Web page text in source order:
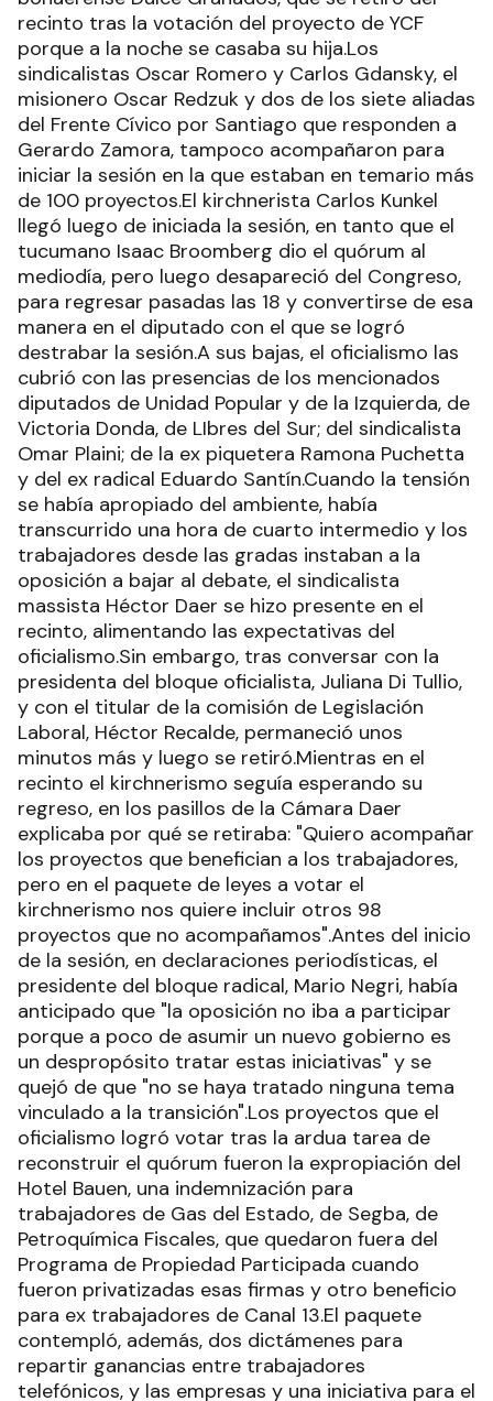
recinto tras la votación del proyecto de YCF
porque a la noche se casaba su hija.Los
sindicalistas Oscar Romero y Carlos Gdansky, el
misionero Oscar Redzuk y dos de los siete aliadas
del Frente Cívico por Santiago que responden a
Gerardo Zamora, tampoco acompañaron para
iniciar la sesión en la que estaban en temario más
de 100 proyectos.El kirchnerista Carlos Kunkel
llegó luego de iniciada la sesión, en tanto que el
tucumano Isaac Broomberg dio el quórum al
mediodía, pero luego desapareció del Congreso,
para regresar pasadas las 18 y convertirse de esa
manera en el diputado con el que se logró
destrabar la sesión.A sus bajas, el oficialismo las
cubrió con las presencias de los mencionados
diputados de Unidad Popular y de la Izquierda, de
Victoria Donda, de LIbres del Sur; del sindicalista
Omar Plaini; de la ex piquetera Ramona Puchetta
y del ex radical Eduardo Santín.Cuando la tensión
se había apropiado del ambiente, había
transcurrido una hora de cuarto intermedio y los
trabajadores desde las gradas instaban a la
oposición a bajar al debate, el sindicalista
massista Héctor Daer se hizo presente en el
recinto, alimentando las expectativas del
oficialismo.Sin embargo, tras conversar con la
presidenta del bloque oficialista, Juliana Di Tullio,
y con el titular de la comisión de Legislación
Laboral, Héctor Recalde, permaneció unos
minutos más y luego se retiró.Mientras en el
recinto el kirchnerismo seguía esperando su
regreso, en los pasillos de la Cámara Daer
explicaba por qué se retiraba: "Quiero acompañar
los proyectos que benefician a los trabajadores,
pero en el paquete de leyes a votar el
kirchnerismo nos quiere incluir otros 98
proyectos que no acompañamos".Antes del inicio
de la sesión, en declaraciones periodísticas, el
presidente del bloque radical, Mario Negri, había
anticipado que "la oposición no iba a participar
porque a poco de asumir un nuevo gobierno es
un despropósito tratar estas iniciativas" y se
quejó de que "no se haya tratado ninguna tema
vinculado a la transición".Los proyectos que el
oficialismo logró votar tras la ardua tarea de
reconstruir el quórum fueron la expropiación del
Hotel Bauen, una indemnización para
trabajadores de Gas del Estado, de Segba, de
Petroquímica Fiscales, que quedaron fuera del
Programa de Propiedad Participada cuando
fueron privatizadas esas firmas y otro beneficio
para ex trabajadores de Canal 13.El paquete
contempló, además, dos dictámenes para
repartir ganancias entre trabajadores
telefónicos, y las empresas y una iniciativa para el